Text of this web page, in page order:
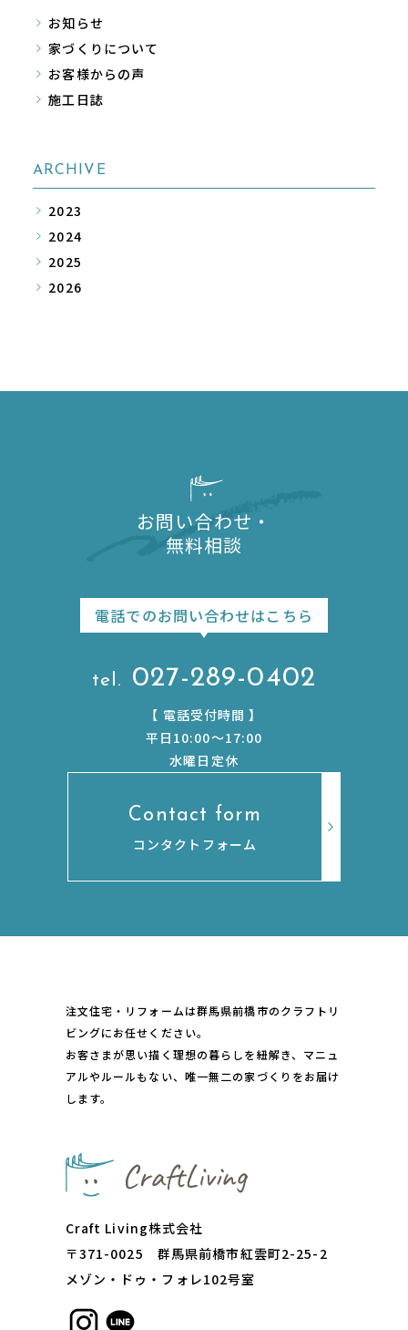
お知らせ
家づくりについて
お客様からの声
施工日誌
ARCHIVE
2023
2024
2025
2026
お問い合わせ・
無料相談
電話でのお問い合わせはこちら
027-289-0402
【 電話受付時間】
平日10:00〜17:00
水曜日定休
Contact form
コンタクトフォーム
注文住宅・リフォームは群馬県前橋市のクラフトリ
ビングにお任せください。
お客さまが思い描く理想の暮らしを紐解き、マニュ
アルやルールもない、唯一無二の家づくりをお届け
します。
Craft Living株式会社
〒371-0025 群⾺県前橋市紅雲町2-25-2
メゾン・ドゥ・フォレ102号室